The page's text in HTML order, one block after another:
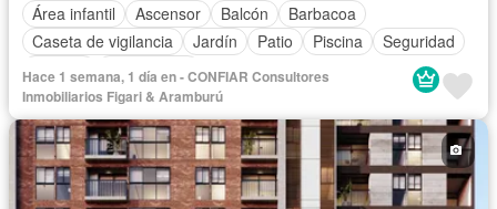
Área infantil
Ascensor Balcón
Barbacoa
Caseta de vigilancia
Jardín Patio Piscina
Seguridad
Terraza
Sin amoblar
Hace 1 semana, 1 día en - CONFIAR Consultores
Inmobiliarios Figari & Aramburú